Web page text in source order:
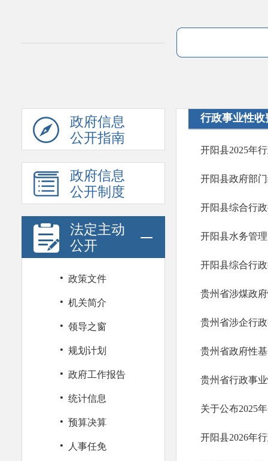
政府信息
公开指南
政府信息
公开制度
法定主动
公开
· 政策文件
· 机关简介
· 领导之窗
· 规划计划
· 政府工作报告
· 统计信息
· 预算决算
· 人事任免
行政事业性收
开阳县2025年
开阳县政府部
开阳县综合行
开阳县水务管
开阳县综合行
贵州省涉煤政
贵州省涉企行
贵州省政府性
贵州省行政事
关于公布2025
开阳县2026年